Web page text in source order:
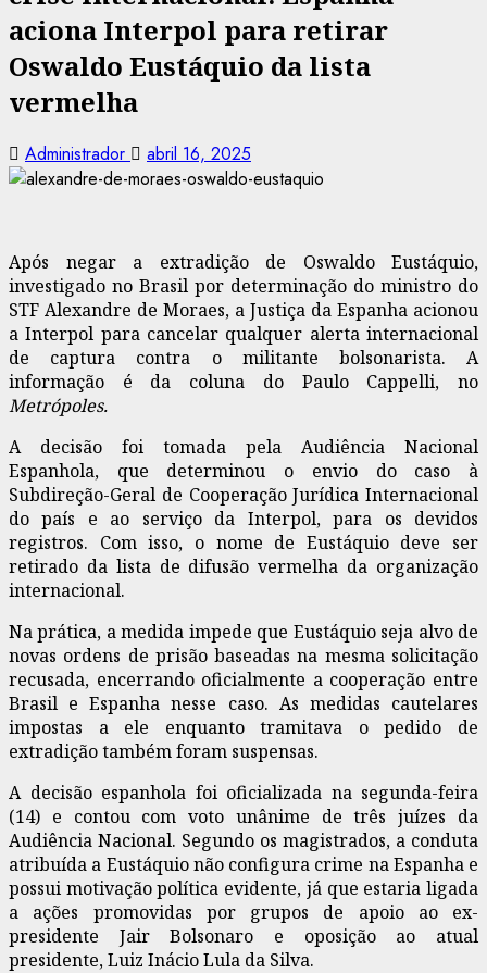
aciona Interpol para retirar
Oswaldo Eustáquio da lista
vermelha
Administrador abril 16, 2025
Após negar a extradição de Oswaldo Eustáquio,
investigado no Brasil por determinação do ministro do
STF Alexandre de Moraes, a Justiça da Espanha acionou
a Interpol para cancelar qualquer alerta internacional
de captura contra o militante bolsonarista. A
informação é da coluna do Paulo Cappelli, no
Metrópoles.
A decisão foi tomada pela Audiência Nacional
Espanhola, que determinou o envio do caso à
Subdireção-Geral de Cooperação Jurídica Internacional
do país e ao serviço da Interpol, para os devidos
registros. Com isso, o nome de Eustáquio deve ser
retirado da lista de difusão vermelha da organização
internacional.
Na prática, a medida impede que Eustáquio seja alvo de
novas ordens de prisão baseadas na mesma solicitação
recusada, encerrando oficialmente a cooperação entre
Brasil e Espanha nesse caso. As medidas cautelares
impostas a ele enquanto tramitava o pedido de
extradição também foram suspensas.
A decisão espanhola foi oficializada na segunda-feira
(14) e contou com voto unânime de três juízes da
Audiência Nacional. Segundo os magistrados, a conduta
atribuída a Eustáquio não configura crime na Espanha e
possui motivação política evidente, já que estaria ligada
a ações promovidas por grupos de apoio ao ex-
presidente Jair Bolsonaro e oposição ao atual
presidente, Luiz Inácio Lula da Silva.